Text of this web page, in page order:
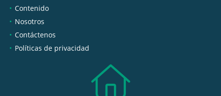
Contenido
Nosotros
Contáctenos
Políticas de privacidad